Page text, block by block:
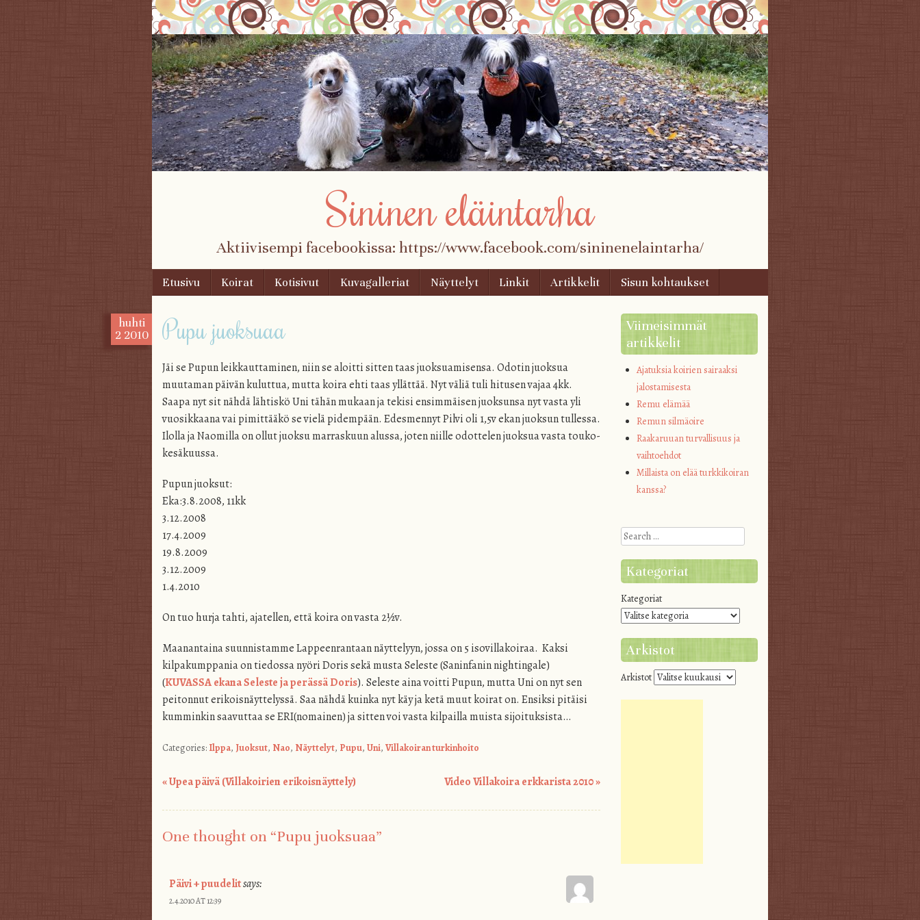
Sininen eläintarha
Aktiivisempi facebookissa: https://www.facebook.com/sininenelaintarha/
Menu
Skip to content
Etusivu Koirat Kotisivut Kuvagalleriat Näyttelyt Linkit Artikkelit Sisun kohtaukset
huhti
2 2010 Pupu juoksuaa
Jäi se Pupun leikkauttaminen, niin se aloitti sitten taas juoksuamisensa. Odotin juoksua
muutaman päivän kuluttua, mutta koira ehti taas yllättää. Nyt väliä tuli hitusen vajaa 4kk.
Saapa nyt sit nähdä lähtiskö Uni tähän mukaan ja tekisi ensimmäisen juoksunsa nyt vasta yli
vuosikkaana vai pimittääkö se vielä pidempään. Edesmennyt Pilvi oli 1,5v ekan juoksun tullessa.
Ilolla ja Naomilla on ollut juoksu marraskuun alussa, joten niille odottelen juoksua vasta touko-
kesäkuussa.
Pupun juoksut:
Eka:3.8.2008, 11kk
3.12.2008
17.4.2009
19.8.2009
3.12.2009
1.4.2010
On tuo hurja tahti, ajatellen, että koira on vasta 2½v.
Maanantaina suunnistamme Lappeenrantaan näyttelyyn, jossa on 5 isovillakoiraa. Kaksi
kilpakumppania on tiedossa nyöri Doris sekä musta Seleste (Saninfanin nightingale)
(KUVASSA ekana Seleste ja perässä Doris). Seleste aina voitti Pupun, mutta Uni on nyt sen
peitonnut erikoisnäyttelyssä. Saa nähdä kuinka nyt käy ja ketä muut koirat on. Ensiksi pitäisi
kumminkin saavuttaa se ERI(nomainen) ja sitten voi vasta kilpailla muista sijoituksista…
Categories: Ilppa, Juoksut, Nao, Näyttelyt, Pupu, Uni, Villakoiran turkinhoito
«Upea päivä (Villakoirien erikoisnäyttely) Video Villakoira erkkarista 2010»
One thought on “Pupu juoksuaa”
Päivi + puudelitsays:
2.4.2010 AT 12:39
Viimeisimmät
artikkelit
Ajatuksia koirien sairaaksi
jalostamisesta
Remu elämää
Remun silmäoire
Raakaruuan turvallisuus ja
vaihtoehdot
Millaista on elää turkkikoiran
kanssa?
Search
Kategoriat
Kategoriat
Arkistot
Arkistot